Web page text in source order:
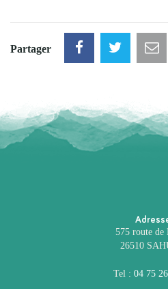
Partager
575 route de
26510
Tel : 04 75